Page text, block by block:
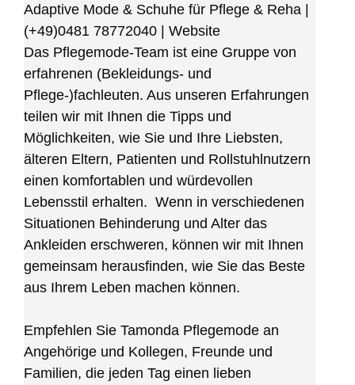
Adaptive Mode & Schuhe für Pflege & Reha |
(+49)0481 78772040 | Website
Das Pflegemode-Team ist eine Gruppe von
erfahrenen (Bekleidungs- und
Pflege-)fachleuten. Aus unseren Erfahrungen
teilen wir mit Ihnen die Tipps und
Möglichkeiten, wie Sie und Ihre Liebsten,
älteren Eltern, Patienten und Rollstuhlnutzern
einen komfortablen und würdevollen
Lebensstil erhalten. Wenn in verschiedenen
Situationen Behinderung und Alter das
Ankleiden erschweren, können wir mit Ihnen
gemeinsam herausfinden, wie Sie das Beste
aus Ihrem Leben machen können.
Empfehlen Sie Tamonda Pflegemode an
Angehörige und Kollegen, Freunde und
Familien, die jeden Tag einen lieben